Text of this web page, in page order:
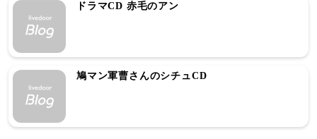
ドラマCD 赤毛のアン
鳩マン軍曹さんのシチュCD